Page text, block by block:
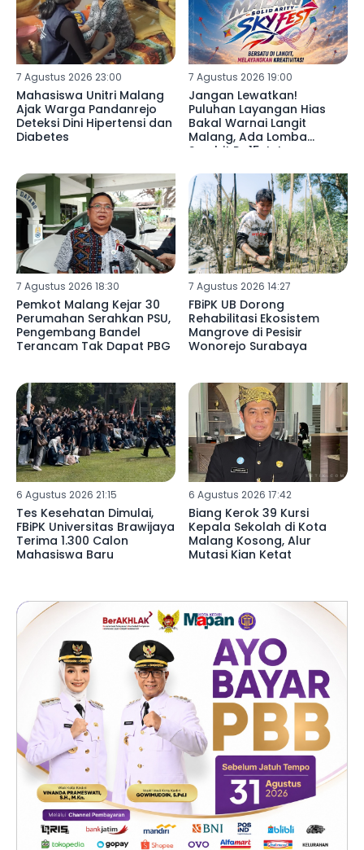
7 Agustus 2026 23:00
Mahasiswa Unitri Malang
Ajak Warga Pandanrejo
Deteksi Dini Hipertensi dan
Diabetes
7 Agustus 2026 19:00
Jangan Lewatkan!
Puluhan Layangan Hias
Bakal Warnai Langit
Malang, Ada Lomba
Sambit Rp15 Juta
7 Agustus 2026 18:30
Pemkot Malang Kejar 30
Perumahan Serahkan PSU,
Pengembang Bandel
Terancam Tak Dapat PBG
7 Agustus 2026 14:27
FBiPK UB Dorong
Rehabilitasi Ekosistem
Mangrove di Pesisir
Wonorejo Surabaya
6 Agustus 2026 21:15
Tes Kesehatan Dimulai,
FBiPK Universitas Brawijaya
Terima 1.300 Calon
Mahasiswa Baru
6 Agustus 2026 17:42
Biang Kerok 39 Kursi
Kepala Sekolah di Kota
Malang Kosong, Alur
Mutasi Kian Ketat